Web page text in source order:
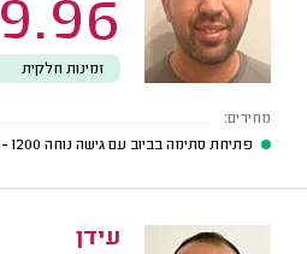
9.96
זמינות חלקית
מחירים:
פתיחת סתימה בביוב עם גישה נוחה 1200 - 700
עידן